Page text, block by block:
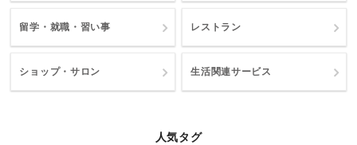
留学・就職・習い事 レストラン
ショップ・サロン 生活関連サービス
人気タグ